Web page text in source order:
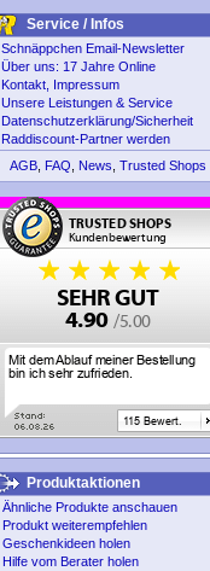
Service / Infos
Schnäppchen Email-Newsletter
Über uns: 17 Jahre Online
Kontakt, Impressum
Unsere Leistungen & Service
Datenschutzerklärung/Sicherheit
Raddiscount-Partner werden
AGB FAQ News Trusted Shops
Produktaktionen
Ähnliche Produkte anschauen
Produkt weiterempfehlen
Geschenkideen holen
Hilfe vom Berater holen